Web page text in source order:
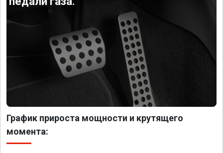
График прироста мощности и крутящего
момента: